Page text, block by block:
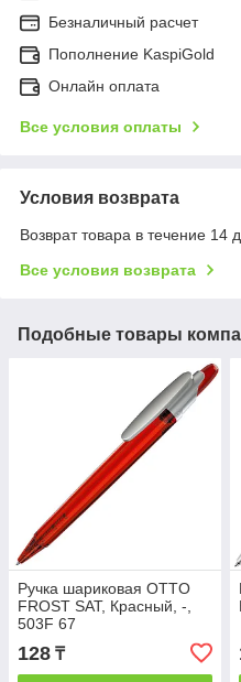
Безналичный расчет
Пополнение KaspiGold
Онлайн оплата
Все условия оплаты
Условия возврата
Возврат товара в течение 14
Все условия возврата
Подобные товары
Ручка шариковая OTTO
FROST SAT, Красный, -,
503F 67
128 ₸